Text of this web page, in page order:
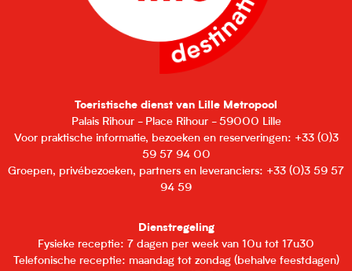
Toeristische dienst van Lille Metropool
Palais Rihour - Place Rihour - 59000 Lille
Voor praktische informatie, bezoeken en reserveringen: +33 (0)3
59 57 94 00
Groepen, privébezoeken, partners en leveranciers: +33 (0)3 59 57
94 59
Dienstregeling
Fysieke receptie: 7 dagen per week van 10u tot 17u30
Telefonische receptie: maandag tot zondag (behalve feestdagen)